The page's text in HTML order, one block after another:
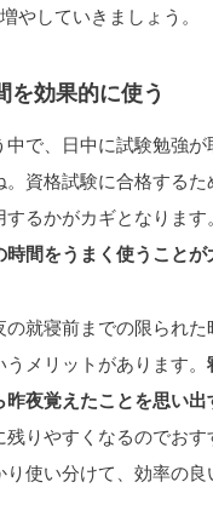
やしていきましょう。
を効果的に使う
で、日中に試験勉強が
。資格試験に合格する
るかがカギとなります
間をうまく使うことが
就寝前までの限られた
メリットがあります。
昨夜覚えたことを思い出
残りやすくなるのでおす
使い分けて、効率の良